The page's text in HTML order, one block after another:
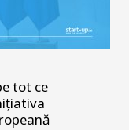
tot ce